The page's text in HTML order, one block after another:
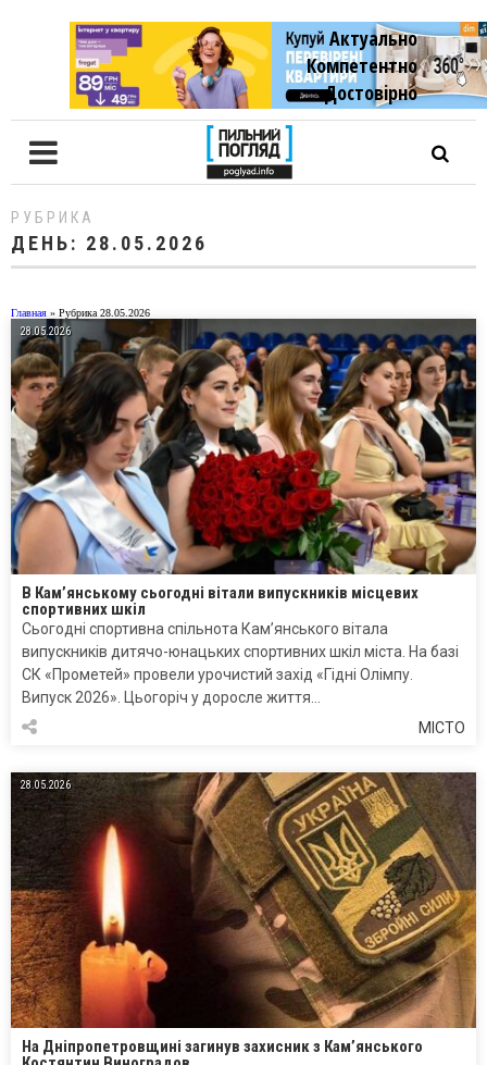
Актуально
Компетентно
Достовiрно
РУБРИКА
ДЕНЬ: 28.05.2026
Главная » Рубрика 28.05.2026
28.05.2026
В Кам’янському сьогодні вітали випускників місцевих
спортивних шкіл
Сьогодні спортивна спільнота Кам’янського вітала
випускників дитячо-юнацьких спортивних шкіл міста. На базі
СК «Прометей» провели урочистий захід «Гідні Олімпу.
Випуск 2026». Цьогоріч у доросле життя…
МІСТО
28.05.2026
На Дніпропетровщині загинув захисник з Кам’янського